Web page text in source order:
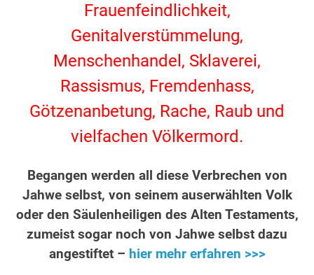
Frauenfeindlichkeit,
Genitalverstümmelung,
Menschenhandel, Sklaverei,
Rassismus, Fremdenhass,
Götzenanbetung, Rache, Raub und
vielfachen Völkermord.
Begangen werden all diese Verbrechen von
Jahwe selbst, von seinem auserwählten Volk
oder den Säulenheiligen des Alten Testaments,
zumeist sogar noch von Jahwe selbst dazu
angestiftet – hier mehr erfahren >>>